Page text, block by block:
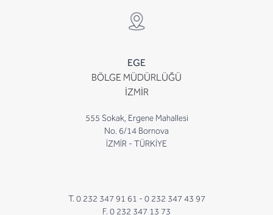
EGE
BÖLGE MÜDÜRLÜĞÜ
İZMİR
555 Sokak, Ergene Mahallesi
No. 6/14 Bornova
İZMİR - TÜRKİYE
T. 0 232 347 91 61 - 0 232 347 43 97
F. 0 232 347 13 73